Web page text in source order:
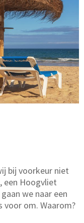
bij voorkeur niet
een Hoogvliet
we naar een
voor om. Waarom?